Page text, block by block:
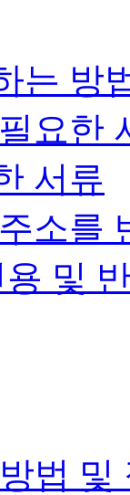
는 방
요한
서류
소를
및
법 및